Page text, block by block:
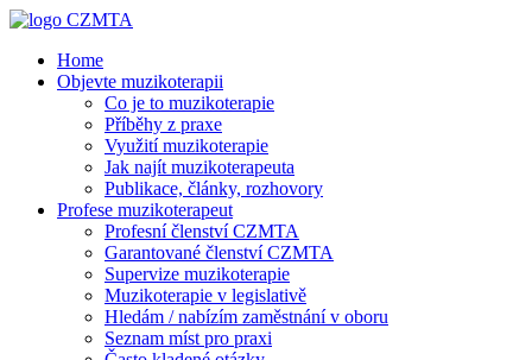
Home
Objevte muzikoterapii
Co je to muzikoterapie
Příběhy z praxe
Využití muzikoterapie
Jak najít muzikoterapeuta
Publikace, články, rozhovory
Profese muzikoterapeut
Profesní členství CZMTA
Garantované členství CZMTA
Supervize muzikoterapie
Muzikoterapie v legislativě
Hledám / nabízím zaměstnání v oboru
Seznam míst pro praxi